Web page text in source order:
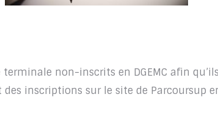
non-inscrits en DGEMC afin
inscriptions sur le site de Parcoursup